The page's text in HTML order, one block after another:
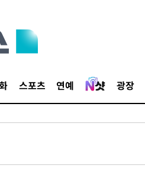
스포츠 연예 광장